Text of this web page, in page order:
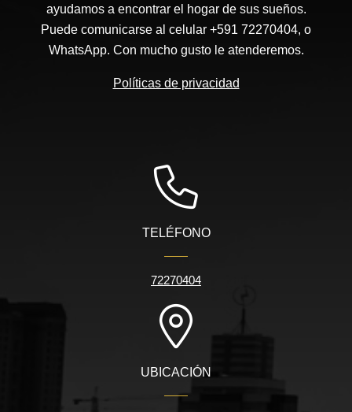
ayudamos a encontrar el hogar de sus sueños.
Puede comunicarse al celular +591 72270404, o
WhatsApp. Con mucho gusto le atenderemos.
Políticas de privacidad
TELÉFONO
72270404
UBICACIÓN